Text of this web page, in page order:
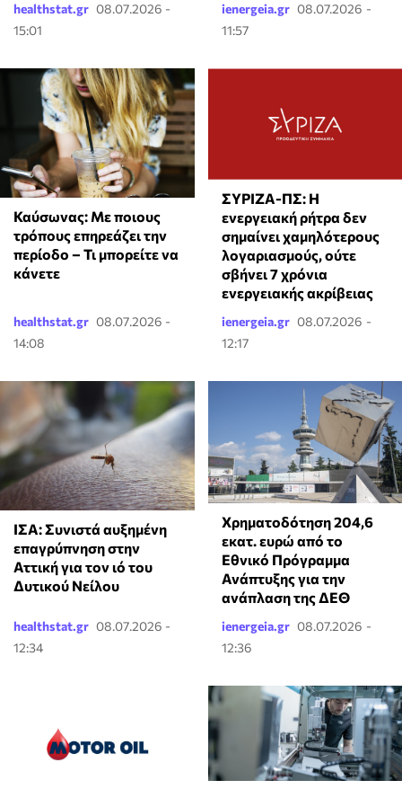
healthstat.gr 08.07.2026 -
15:01
ienergeia.gr 08.07.2026 -
11:57
Καύσωνας: Με ποιους
τρόπους επηρεάζει την
περίοδο – Τι μπορείτε να
κάνετε
healthstat.gr 08.07.2026 -
14:08
ΣΥΡΙΖΑ-ΠΣ: Η
ενεργειακή ρήτρα δεν
σημαίνει χαμηλότερους
λογαριασμούς, ούτε
σβήνει 7 χρόνια
ενεργειακής ακρίβειας
ienergeia.gr 08.07.2026 -
12:17
ΙΣΑ: Συνιστά αυξημένη
επαγρύπνηση στην
Αττική για τον ιό του
Δυτικού Νείλου
healthstat.gr 08.07.2026 -
12:34
Χρηματοδότηση 204,6
εκατ. ευρώ από το
Εθνικό Πρόγραμμα
Ανάπτυξης για την
ανάπλαση της ΔΕΘ
ienergeia.gr 08.07.2026 -
12:36